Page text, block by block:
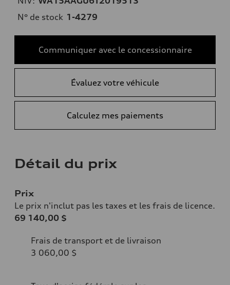
N° de stock 1-4279
Communiquer avec le concessionnaire
Évaluez votre véhicule
Calculez mes paiements
Détail du prix
Prix
Le prix n'inclut pas les taxes et les frais de licence.
69 140,00 $
Frais de transport et de livraison
3 060,00 $